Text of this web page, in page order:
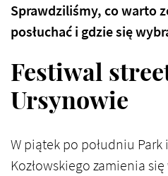
Sprawdziliśmy, co warto
posłuchać i gdzie się
Festiwal
Ursynowie
W piątek po południu Park
Kozłowskiego zamienia